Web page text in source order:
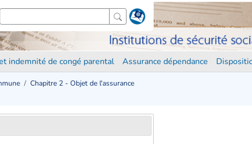
indemnité de congé parental Assurance dépendance
Chapitre 2 - Objet de l'assurance